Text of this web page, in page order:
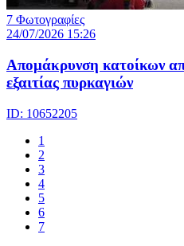
7 Φωτογραφίες
24/07/2026 15:26
Απομάκρυνση κατοίκων
εξαιτίας πυρκαγιών
ID: 10652205
1
2
3
4
5
6
7